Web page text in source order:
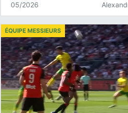
05/2026
ÉQUIPE MESSIEURS